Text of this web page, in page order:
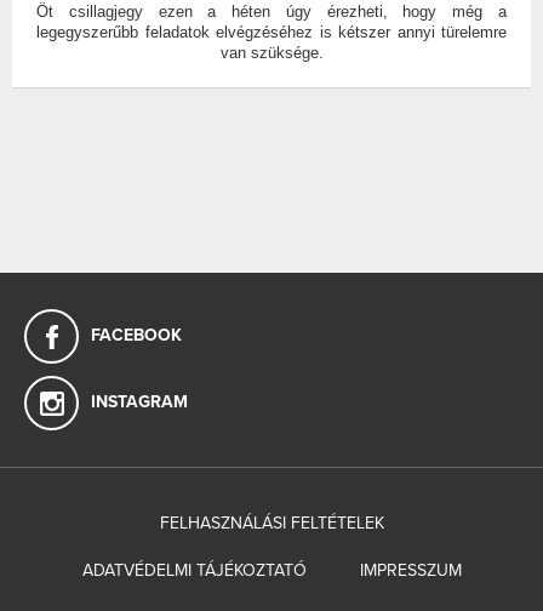
Öt csillagjegy ezen a héten úgy érezheti, hogy még a
legegyszerűbb feladatok elvégzéséhez is kétszer annyi türelemre
van szüksége.
FACEBOOK
INSTAGRAM
FELHASZNÁLÁSI FELTÉTELEK
ADATVÉDELMI TÁJÉKOZTATÓ IMPRESSZUM